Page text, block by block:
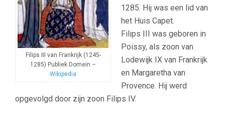
Filips III van Frankrijk (1245-
1285) Publiek Domein –
Wikipedia
1285. Hij was een lid van
het Huis Capet.
Filips III was geboren in
Poissy, als zoon van
Lodewijk IX van Frankrijk
en Margaretha van
Provence. Hij werd
opgevolgd door zijn zoon Filips IV.